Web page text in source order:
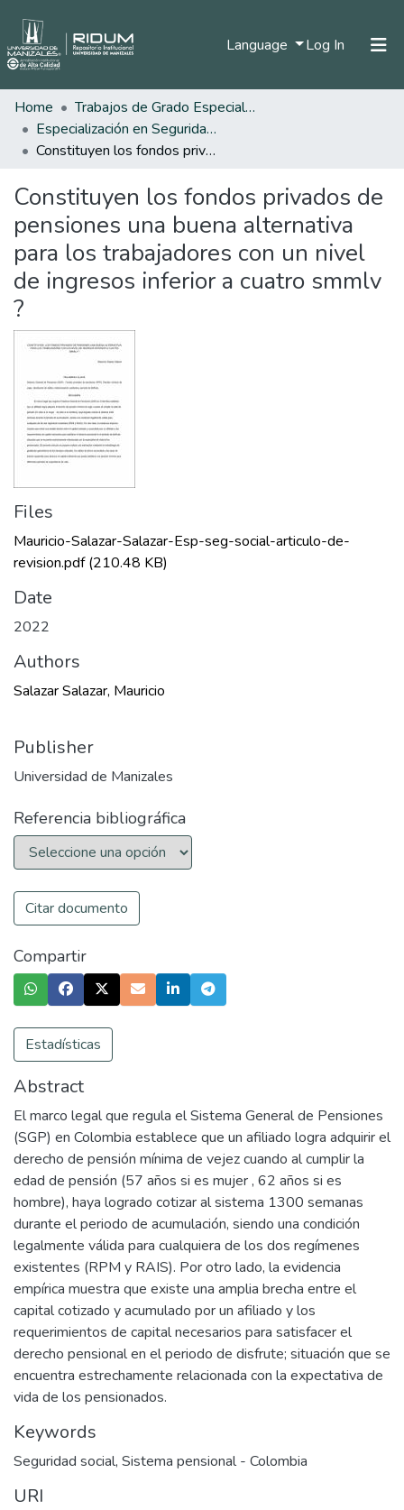
Language Log In (current)
Home
Trabajos de Grado Especializaciones
Especialización en Seguridad Social
Constituyen los fondos privados de pensiones una buena alternativa para los trabajadores con un nivel de ingresos inferior a cuatro smmlv ?
Constituyen los fondos privados de
pensiones una buena alternativa
para los trabajadores con un nivel
de ingresos inferior a cuatro smmlv
?
Files
Mauricio-Salazar-Salazar-Esp-seg-social-articulo-de-
revision.pdf(210.48 KB)
Date
2022
Authors
Salazar Salazar, Mauricio
Publisher
Universidad de Manizales
Referencia bibliográfica
Citar documento
Compartir
Estadísticas
Abstract
El marco legal que regula el Sistema General de Pensiones
(SGP) en Colombia establece que un afiliado logra adquirir el
derecho de pensión mínima de vejez cuando al cumplir la
edad de pensión (57 años si es mujer , 62 años si es
hombre), haya logrado cotizar al sistema 1300 semanas
durante el periodo de acumulación, siendo una condición
legalmente válida para cualquiera de los dos regímenes
existentes (RPM y RAIS). Por otro lado, la evidencia
empírica muestra que existe una amplia brecha entre el
capital cotizado y acumulado por un afiliado y los
requerimientos de capital necesarios para satisfacer el
derecho pensional en el periodo de disfrute; situación que se
encuentra estrechamente relacionada con la expectativa de
vida de los pensionados.
Keywords
Seguridad social, Sistema pensional - Colombia
URI